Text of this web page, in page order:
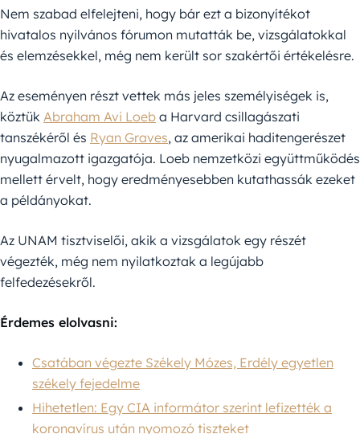
Nem szabad elfelejteni, hogy bár ezt a bizonyítékot
hivatalos nyilvános fórumon mutatták be, vizsgálatokkal
és elemzésekkel, még nem került sor szakértői értékelésre.
Az eseményen részt vettek más jeles személyiségek is,
köztük Abraham Avi Loeb a Harvard csillagászati
tanszékéről és Ryan Graves, az amerikai haditengerészet
nyugalmazott igazgatója. Loeb nemzetközi együttműködés
mellett érvelt, hogy eredményesebben kutathassák ezeket
a példányokat.
Az UNAM tisztviselői, akik a vizsgálatok egy részét
végezték, még nem nyilatkoztak a legújabb
felfedezésekről.
Érdemes elolvasni:
Csatában végezte Székely Mózes, Erdély egyetlen
székely fejedelme
Hihetetlen: Egy CIA informátor szerint lefizették a
koronavírus után nyomozó tiszteket